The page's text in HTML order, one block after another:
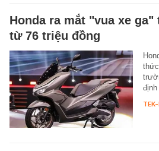
Honda ra mắt "vua xe
từ 76 triệu đồng